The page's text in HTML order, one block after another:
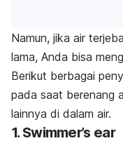
Namun, jika air
lama, Anda bisa
Berikut berbagai
pada saat berenang
lainnya di dalam air.
1. Swimmer’s ear